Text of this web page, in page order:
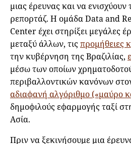
μιας έρευνας και να ενισχύουν
ρεπορτάζ. Η ομάδα Data and
Center έχει στηρίξει μεγάλες
μεταξύ άλλων, τιςπρομήθειες
την κυβέρνηση της Βραζιλίας,
μέσω των οποίων
περιβαλλοντικών κανόνων
αδιαφανή αλγόριθμο («μαύρο
δημοφιλούς εφαρμογής ταξί
Ασία.
Πριν να ξεκινήσουμε μια